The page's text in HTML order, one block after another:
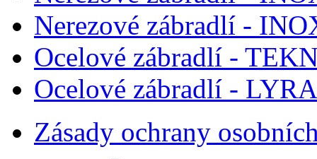
Nerezové zábradlí -
Ocelové zábradlí -
Ocelové zábradlí - LYRA
Zásady ochrany